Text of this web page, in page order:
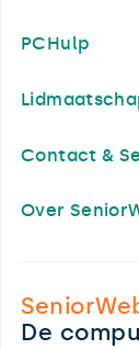
PCHulp
Contact &
Over
De